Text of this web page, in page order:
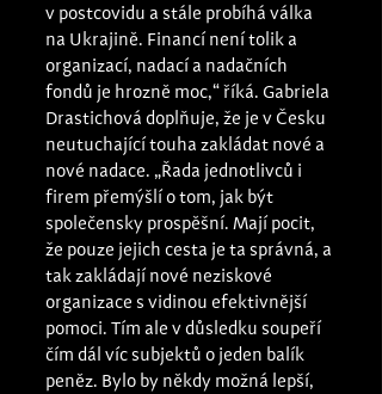
v postcovidu a stále probíhá válka
na Ukrajině. Financí není tolik a
organizací, nadací a nadačních
fondů je hrozně moc,“ říká. Gabriela
Drastichová doplňuje, že je v Česku
neutuchající touha zakládat nové a
nové nadace. „Řada jednotlivců i
firem přemýšlí o tom, jak být
společensky prospěšní. Mají pocit,
že pouze jejich cesta je ta správná, a
tak zakládají nové neziskové
organizace s vidinou efektivnější
pomoci. Tím ale v důsledku soupeří
čím dál víc subjektů o jeden balík
peněz. Bylo by někdy možná lepší,